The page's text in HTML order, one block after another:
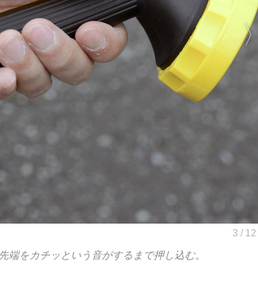
をカチッという音がするまで押し込む。